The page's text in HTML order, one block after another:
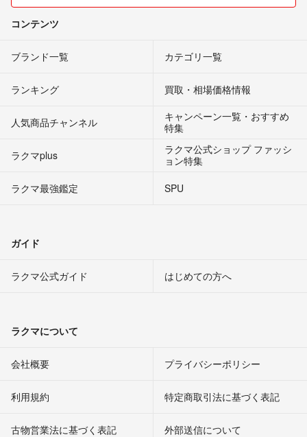
コンテンツ
ブランド一覧 カテゴリ一覧
ランキング 買取・相場価格情報
人気商品チャンネル
キャンペーン一覧・おすすめ
特集
ラクマplus
ラクマ公式ショップ ファッシ
ョン特集
ラクマ最強鑑定
SPU
ガイド
ラクマ公式ガイド はじめての方へ
ラクマについて
会社概要 プライバシーポリシー
利用規約 特定商取引法に基づく表記
古物営業法に基づく表記 外部送信について